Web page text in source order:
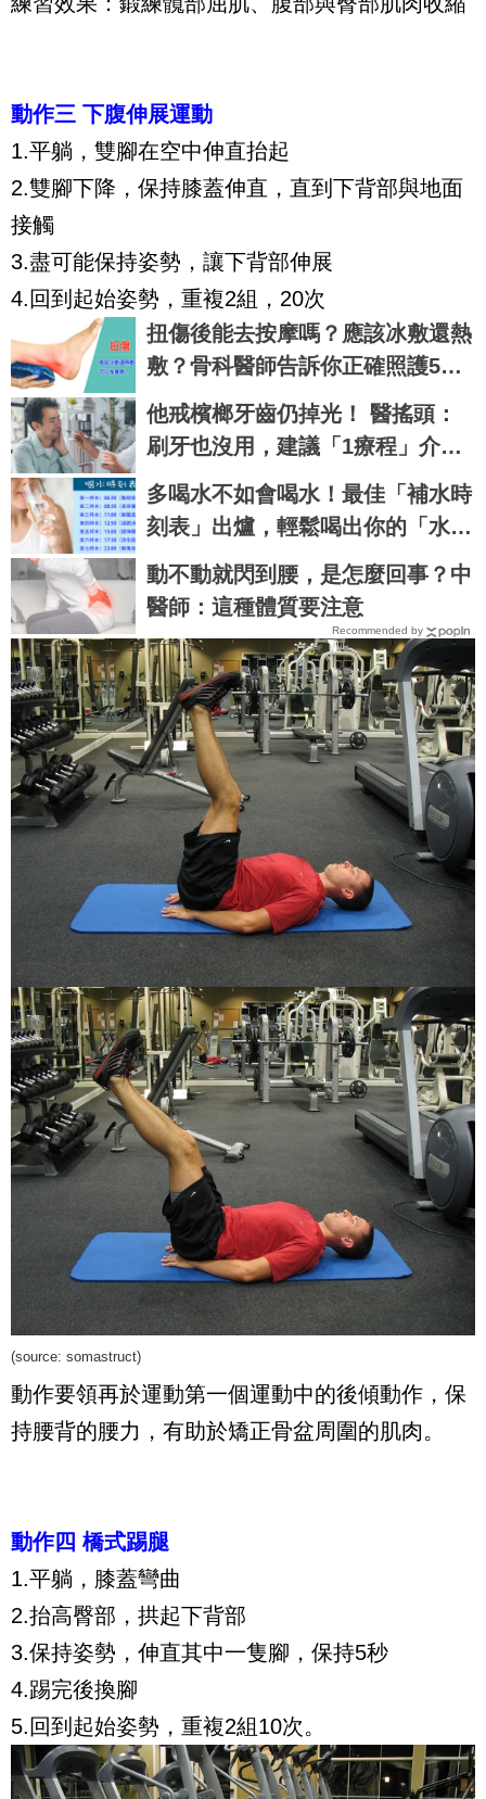
動作三 下腹伸展運動
1.平躺，雙腳在空中伸直抬起
2.雙腳下降，保持膝蓋伸直，直到下背部與地面
接觸
3.盡可能保持姿勢，讓下背部伸展
4.回到起始姿勢，重複2組，20次
扭傷後能去按摩嗎？應該冰敷還熱
敷？骨科醫師告訴你正確照護5步
驟
他戒檳榔牙齒仍掉光！ 醫搖頭：
刷牙也沒用，建議「1療程」介入
補救
多喝水不如會喝水！最佳「補水時
刻表」出爐，輕鬆喝出你的「水漾
人生」！｜每日健康Health
動不動就閃到腰，是怎麼回事？中
醫師：這種體質要注意
Recommended by
(source: somastruct)
動作要領再於運動第一個運動中的後傾動作，保
持腰背的腰力，有助於矯正骨盆周圍的肌肉。
動作四 橋式踢腿
1.平躺，膝蓋彎曲
2.抬高臀部，拱起下背部
3.保持姿勢，伸直其中一隻腳，保持5秒
4.踢完後換腳
5.回到起始姿勢，重複2組10次。